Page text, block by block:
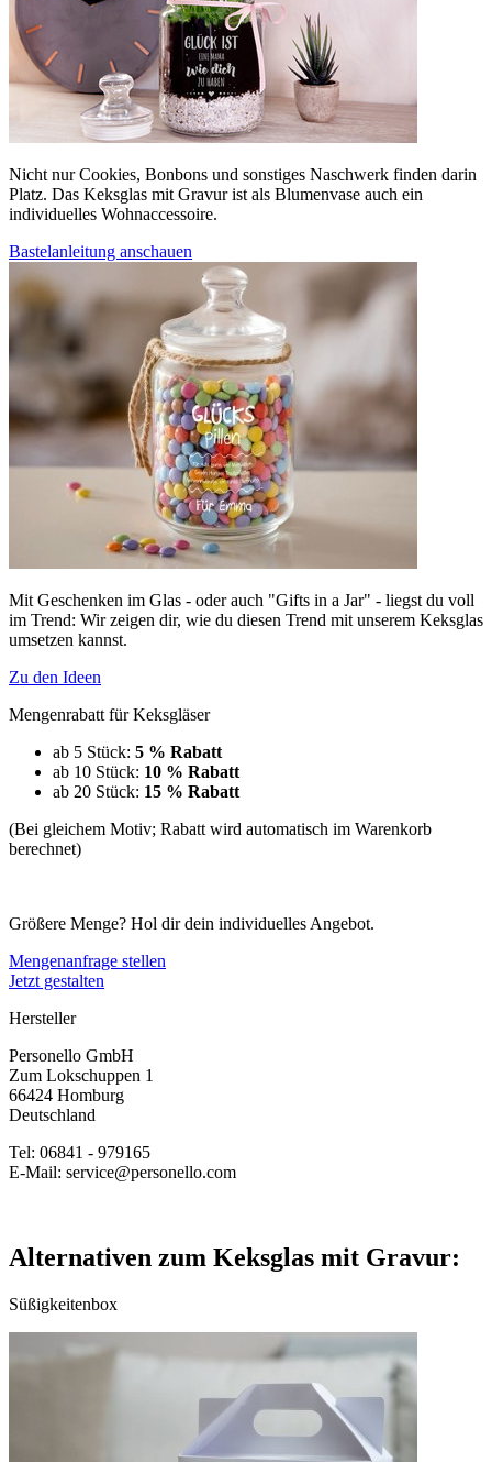
Nicht nur Cookies, Bonbons und sonstiges Naschwerk finden darin
Platz. Das Keksglas mit Gravur ist als Blumenvase auch ein
individuelles Wohnaccessoire.
Bastelanleitung anschauen
Mit Geschenken im Glas - oder auch "Gifts in a Jar" - liegst du voll
im Trend: Wir zeigen dir, wie du diesen Trend mit unserem Keksglas
umsetzen kannst.
Zu den Ideen
Mengenrabatt für Keksgläser
ab 5 Stück: 5 % Rabatt
ab 10 Stück: 10 % Rabatt
ab 20 Stück: 15 % Rabatt
(Bei gleichem Motiv; Rabatt wird automatisch im Warenkorb
berechnet)
Größere Menge? Hol dir dein individuelles Angebot.
Mengenanfrage stellen
Jetzt gestalten
Hersteller
Personello GmbH
Zum Lokschuppen 1
66424 Homburg
Deutschland
Tel: 06841 - 979165
E-Mail: service@personello.com
Alternativen zum Keksglas mit Gravur:
Süßigkeitenbox